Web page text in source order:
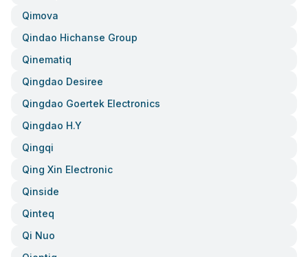
Qimova
Qindao Hichanse Group
Qinematiq
Qingdao Desiree
Qingdao Goertek Electronics
Qingdao H.y
Qingqi
Qing Xin Electronic
Qinside
Qinteq
Qi Nuo